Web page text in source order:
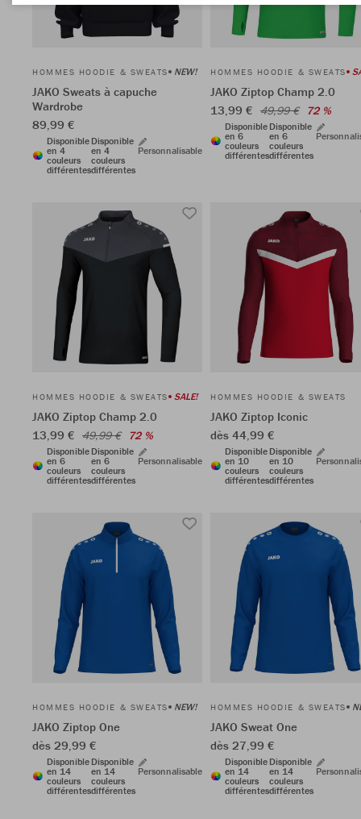
HOMMES HOODIE & SWEATS NEW!
JAKO Sweats à capuche
Wardrobe
89,99 €
Disponible
en 4
couleurs
différentes
Disponible
en 4
couleurs
différentes
Personnalisable
HOMMES HOODIE & SWEATS
JAKO Ziptop Champ 2.0
13,99 € 49,99 € 72 %
Disponible
en 6
couleurs
différentes
Disponible
en 6
couleurs
différentes
HOMMES HOODIE & SWEATS SALE!
JAKO Ziptop Champ 2.0
13,99 € 49,99 € 72 %
Disponible
en 6
couleurs
différentes
Disponible
en 6
couleurs
différentes
Personnalisable
HOMMES HOODIE & SWEATS
JAKO Ziptop Iconic
dès 44,99 €
Disponible
en 10
couleurs
différentes
Disponible
en 10
couleurs
différentes
HOMMES HOODIE & SWEATS NEW!
JAKO Ziptop One
dès 29,99 €
Disponible
en 14
couleurs
différentes
Disponible
en 14
couleurs
différentes
Personnalisable
HOMMES HOODIE & SWEATS
JAKO Sweat One
dès 27,99 €
Disponible
en 14
couleurs
différentes
Disponible
en 14
couleurs
différentes